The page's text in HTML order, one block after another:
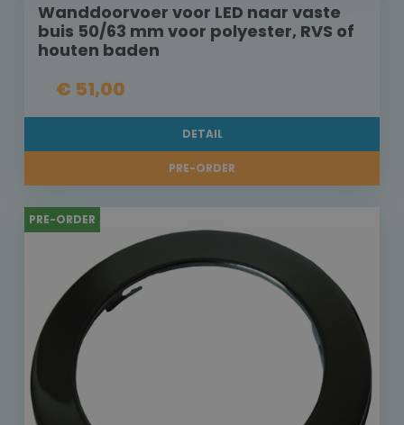
Wanddoorvoer voor LED naar vaste
buis 50/63 mm voor polyester, RVS of
houten baden
€ 51,00
DETAIL
PRE-ORDER
PRE-ORDER